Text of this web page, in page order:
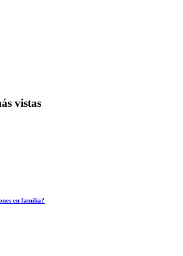
vistas
en familia?